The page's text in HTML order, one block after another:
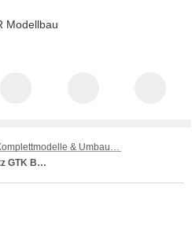
Komplettmodelle & Umbausätze
MR-35678 Radsatz GTK Boxer Bundeswehr (REVELL)